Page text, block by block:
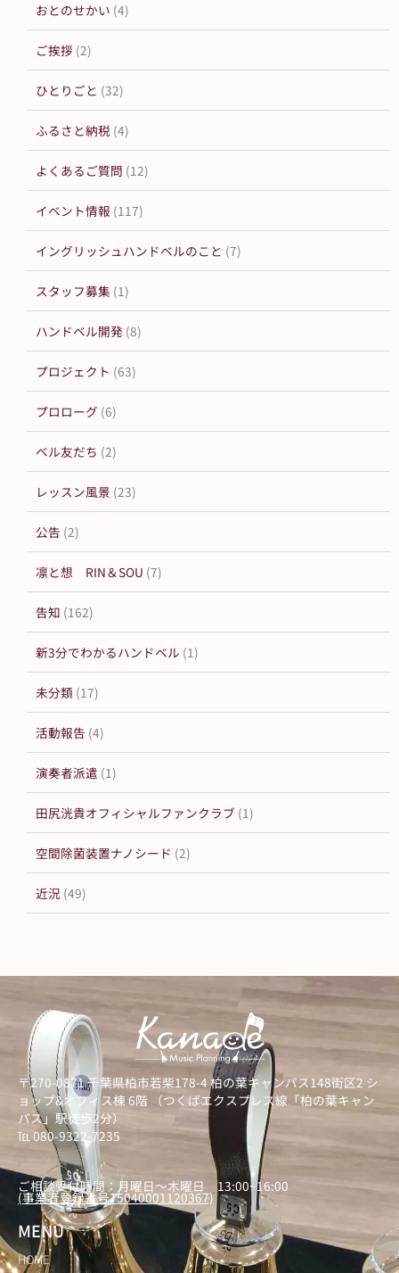
おとのせかい (4)
ご挨拶 (2)
ひとりごと (32)
ふるさと納税 (4)
よくあるご質問 (12)
イベント情報 (117)
イングリッシュハンドベルのこと (7)
スタッフ募集 (1)
ハンドベル開発 (8)
プロジェクト (63)
プロローグ (6)
ベル友だち (2)
レッスン風景 (23)
公告 (2)
凛と想 RIN＆SOU (7)
告知 (162)
新3分でわかるハンドベル (1)
未分類 (17)
活動報告 (4)
演奏者派遣 (1)
田尻洸貴オフィシャルファンクラブ (1)
空間除菌装置ナノシード (2)
近況 (49)
〒270-0871 千葉県柏市若柴178-4 柏の葉キャンパス148街区2 シ
ョップ&オフィス棟 6階 （つくばエクスプレス線「柏の葉キャン
パス」駅徒歩2分）
℡ 080-9322-7235
）
ご相談受付時間：月曜日～木曜日 13:00~16:00
(事業者登録番号T5040001120367)
MENU
HOME